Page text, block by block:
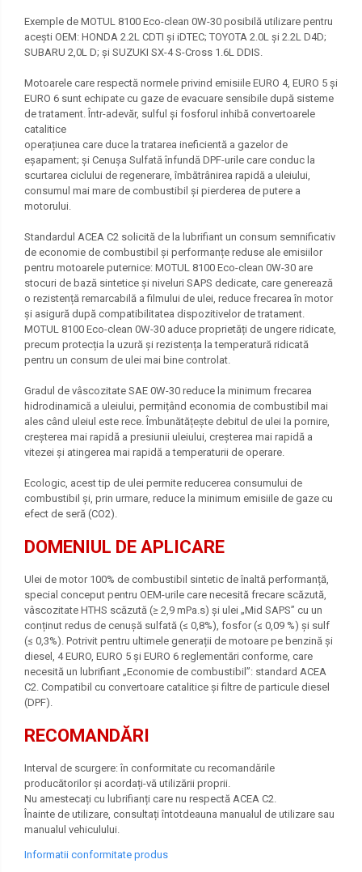
Exemple de MOTUL 8100 Eco-clean 0W-30 posibilă utilizare pentru
acești OEM: HONDA 2.2L CDTI și iDTEC; TOYOTA 2.0L și 2.2L D4D;
SUBARU 2,0L D; și SUZUKI SX-4 S-Cross 1.6L DDIS.
Motoarele care respectă normele privind emisiile EURO 4, EURO 5 și
EURO 6 sunt echipate cu gaze de evacuare sensibile după sisteme
de tratament. Într-adevăr, sulful și fosforul inhibă convertoarele
catalitice
operațiunea care duce la tratarea ineficientă a gazelor de
eșapament; și Cenușa Sulfată înfundă DPF-urile care conduc la
scurtarea ciclului de regenerare, îmbătrânirea rapidă a uleiului,
consumul mai mare de combustibil și pierderea de putere a
motorului.
Standardul ACEA C2 solicită de la lubrifiant un consum semnificativ
de economie de combustibil și performanțe reduse ale emisiilor
pentru motoarele puternice: MOTUL 8100 Eco-clean 0W-30 are
stocuri de bază sintetice și niveluri SAPS dedicate, care generează
o rezistență remarcabilă a filmului de ulei, reduce frecarea în motor
și asigură după compatibilitatea dispozitivelor de tratament.
MOTUL 8100 Eco-clean 0W-30 aduce proprietăți de ungere ridicate,
precum protecția la uzură și rezistența la temperatură ridicată
pentru un consum de ulei mai bine controlat.
Gradul de vâscozitate SAE 0W-30 reduce la minimum frecarea
hidrodinamică a uleiului, permițând economia de combustibil mai
ales când uleiul este rece. Îmbunătățește debitul de ulei la pornire,
creșterea mai rapidă a presiunii uleiului, creșterea mai rapidă a
vitezei și atingerea mai rapidă a temperaturii de operare.
Ecologic, acest tip de ulei permite reducerea consumului de
combustibil și, prin urmare, reduce la minimum emisiile de gaze cu
efect de seră (CO2).
DOMENIUL DE APLICARE
Ulei de motor 100% de combustibil sintetic de înaltă performanță,
special conceput pentru OEM-urile care necesită frecare scăzută,
vâscozitate HTHS scăzută (≥ 2,9 mPa.s) și ulei „Mid SAPS” cu un
conținut redus de cenușă sulfată (≤ 0,8%), fosfor (≤ 0,09 %) și sulf
(≤ 0,3%). Potrivit pentru ultimele generații de motoare pe benzină și
diesel, 4 EURO, EURO 5 și EURO 6 reglementări conforme, care
necesită un lubrifiant „Economie de combustibil”: standard ACEA
C2. Compatibil cu convertoare catalitice și filtre de particule diesel
(DPF).
RECOMANDĂRI
Interval de scurgere: în conformitate cu recomandările
producătorilor și acordați-vă utilizării proprii.
Nu amestecați cu lubrifianți care nu respectă ACEA C2.
Înainte de utilizare, consultați întotdeauna manualul de utilizare sau
manualul vehiculului.
Informatii conformitate produs